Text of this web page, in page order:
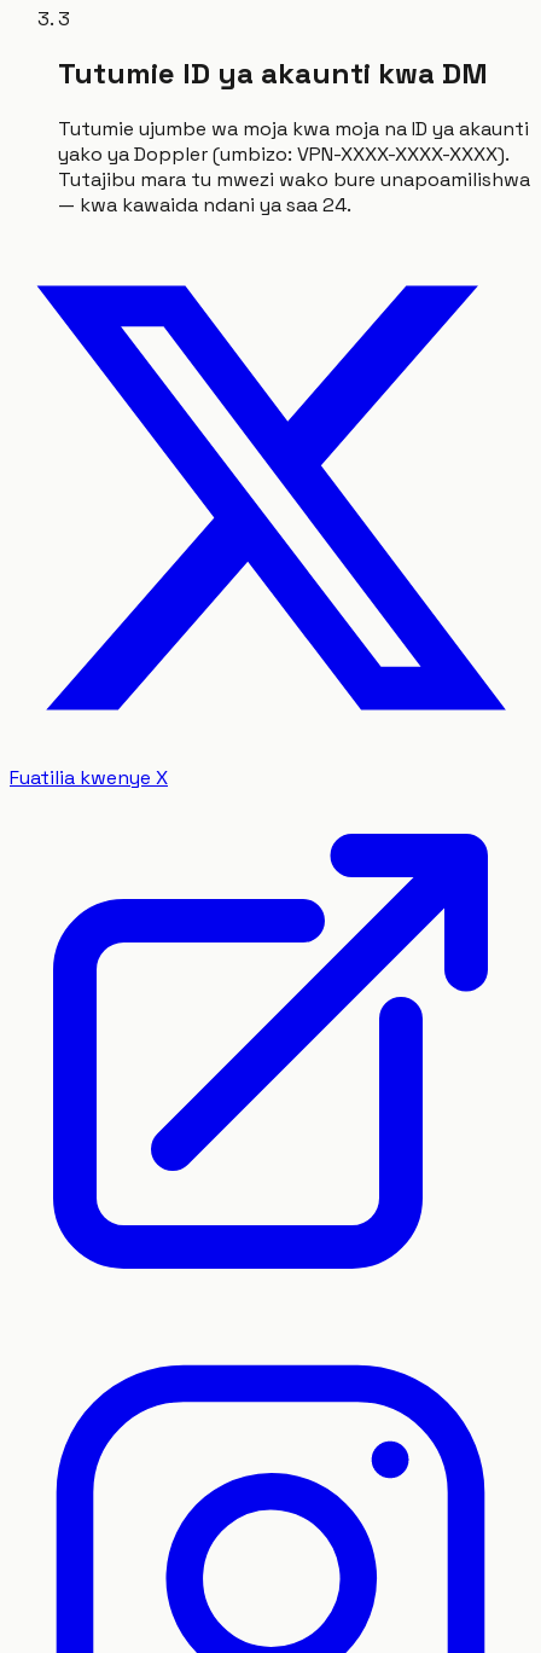
3
Tutumie ID ya akaunti kwa DM
Tutumie ujumbe wa moja kwa moja na ID ya akaunti
yako ya Doppler (umbizo: VPN-XXXX-XXXX-XXXX).
Tutajibu mara tu mwezi wako bure unapoamilishwa
— kwa kawaida ndani ya saa 24.
Fuatilia kwenye X